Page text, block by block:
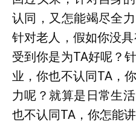
认同，又怎能竭尽全
针对老人，假如你没
受到你是为TA好呢？
业，你也不认同TA，
力呢？就算是日常生
也不认同TA，你怎能